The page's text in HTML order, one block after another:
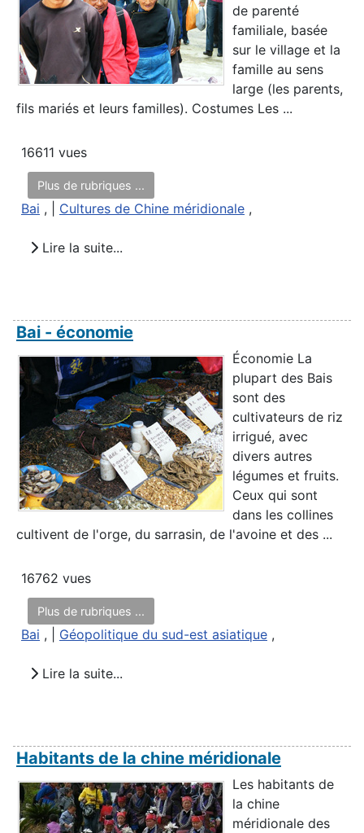
de parenté
familiale, basée
sur le village et la
famille au sens
large (les parents,
fils mariés et leurs familles). Costumes Les ...
16611 vues
Plus de rubriques ...
Bai , | Cultures de Chine méridionale ,
Lire la suite...
Bai - économie
Économie La
plupart des Bais
sont des
cultivateurs de riz
irrigué, avec
divers autres
légumes et fruits.
Ceux qui sont
dans les collines
cultivent de l'orge, du sarrasin, de l'avoine et des ...
16762 vues
Plus de rubriques ...
Bai , | Géopolitique du sud-est asiatique ,
Lire la suite...
Habitants de la chine méridionale
Les habitants de
la chine
méridionale des